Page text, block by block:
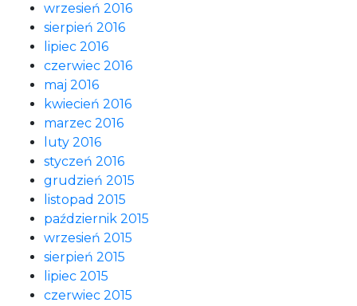
wrzesień 2016
sierpień 2016
lipiec 2016
czerwiec 2016
maj 2016
kwiecień 2016
marzec 2016
luty 2016
styczeń 2016
grudzień 2015
listopad 2015
październik 2015
wrzesień 2015
sierpień 2015
lipiec 2015
czerwiec 2015